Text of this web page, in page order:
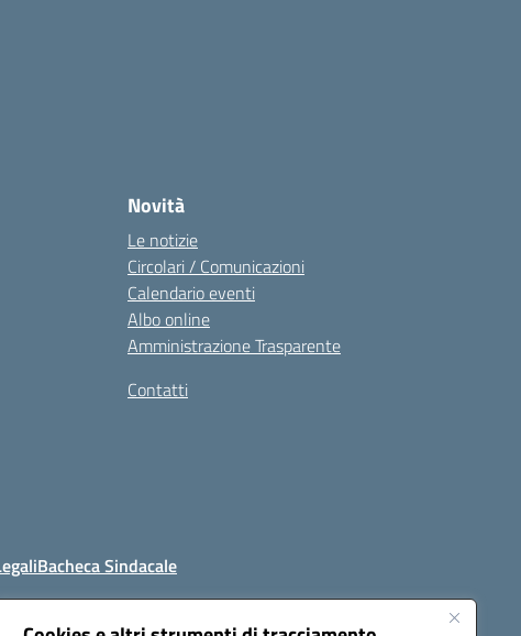
Novità
Le notizie
Circolari / Comunicazioni
Calendario eventi
Albo online
Amministrazione Trasparente
Contatti
Bacheca Sindacale